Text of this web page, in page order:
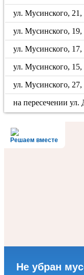
ул. Мусинского, 21,
ул. Мусинского, 19,
ул. Мусинского, 17,
ул. Мусинского, 15,
ул. Мусинского, 27,
на пересечении
Решаем вместе
Не убран